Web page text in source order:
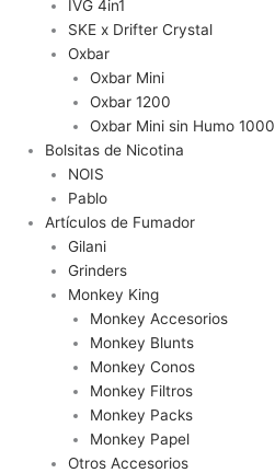
IVG 4in1
SKE x Drifter Crystal
Oxbar
Oxbar Mini
Oxbar 1200
Oxbar Mini sin Humo 1000
Bolsitas de Nicotina
NOIS
Pablo
Artículos de Fumador
Gilani
Grinders
Monkey King
Monkey Accesorios
Monkey Blunts
Monkey Conos
Monkey Filtros
Monkey Packs
Monkey Papel
Otros Accesorios